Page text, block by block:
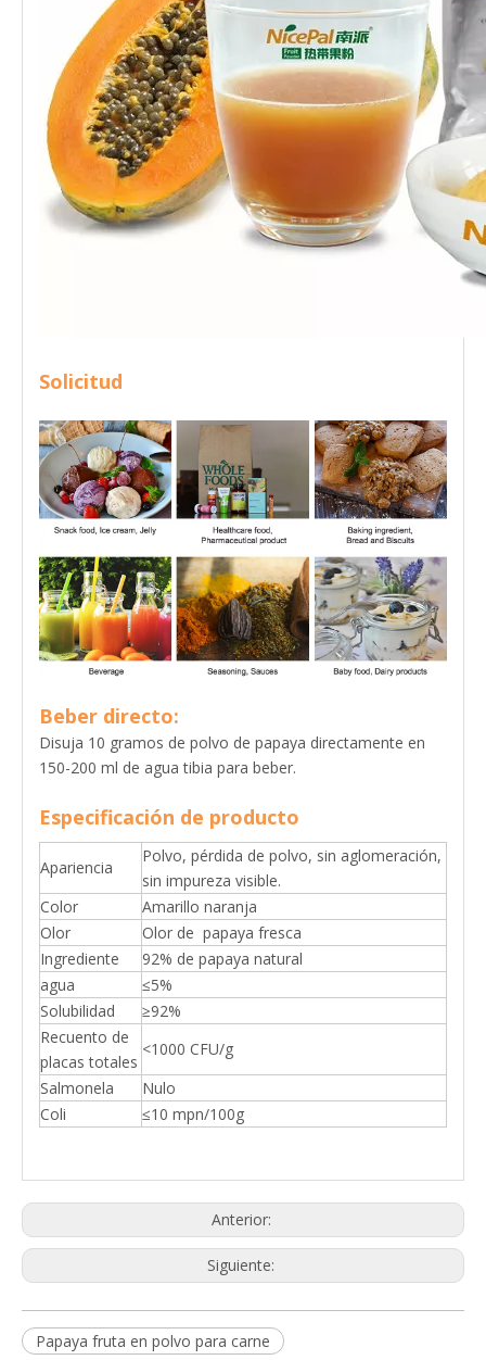
Solicitud
Beber directo:
Disuja 10 gramos de polvo de papaya directamente en
150-200 ml de agua tibia para beber.
Especificación de producto
Apariencia
Polvo, pérdida de polvo, sin aglomeración,
sin impureza visible.
Color
Amarillo naranja
Olor
Olor de papaya fresca
Ingrediente
92% de papaya natural
agua
≤5%
Solubilidad
≥92%
Recuento de
placas totales
<1000 CFU/g
Salmonela
Nulo
Coli
≤10 mpn/100g
Anterior:
Siguiente:
Papaya fruta en polvo para carne